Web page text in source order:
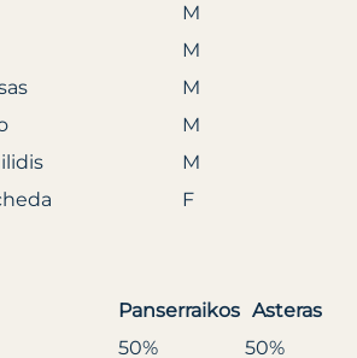
M
M
M
M
M
F
Panserraikos Asteras
50% 50%